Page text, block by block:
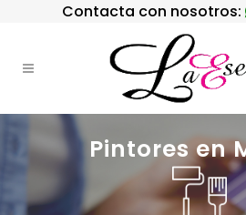
Contacta con nosotros:
Pintores en